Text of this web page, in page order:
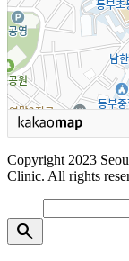
Copyright 2023
Clinic. All rights
search